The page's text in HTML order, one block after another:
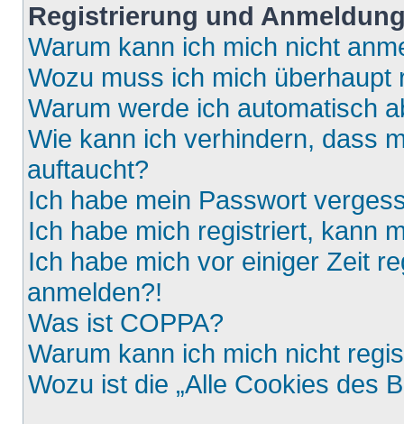
Registrierung und
Warum kann ich mich nicht
Wozu muss ich mich überhaupt
Warum werde ich automatisch
Wie kann ich verhindern, dass
auftaucht?
Ich habe mein Passwort
Ich habe mich registriert, kann
Ich habe mich vor einiger Zeit
anmelden?!
Was ist COPPA?
Warum kann ich mich nicht
Wozu ist die „Alle Cookies des